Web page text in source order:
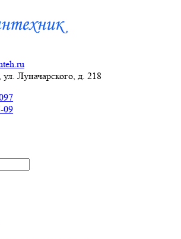
ул. Луначарского, д. 218
09